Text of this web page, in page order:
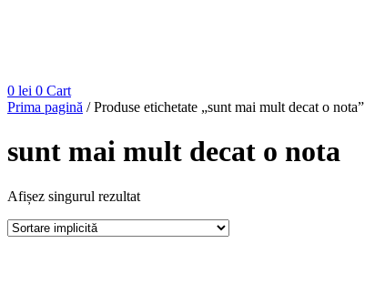
0 lei 0 Cart
Prima pagină / Produse etichetate „sunt mai mult decat o nota”
sunt mai mult decat o nota
Afișez singurul rezultat